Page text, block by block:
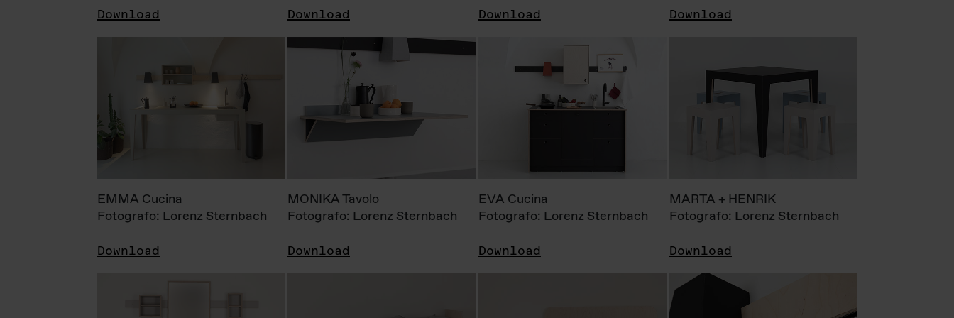
Download Download Download Download
EMMA Cucina
Fotografo: Lorenz Sternbach
Download
MONIKA Tavolo
Fotografo: Lorenz Sternbach
Download
EVA Cucina
Fotografo: Lorenz Sternbach
Download
MARTA + HENRIK
Fotografo: Lorenz Sternbach
Download